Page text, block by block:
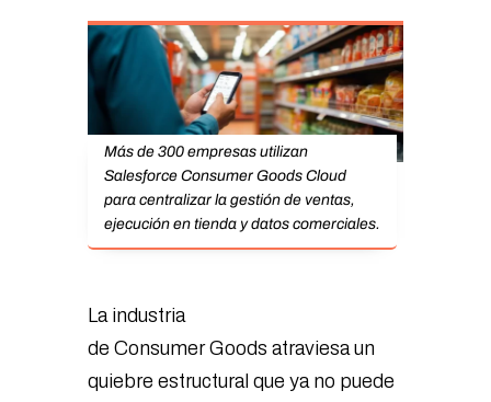
Más de 300 empresas utilizan
Salesforce Consumer Goods Cloud
para centralizar la gestión de ventas,
ejecución en tienda y datos comerciales.
La industria
de Consumer Goods atraviesa un
quiebre estructural que ya no puede